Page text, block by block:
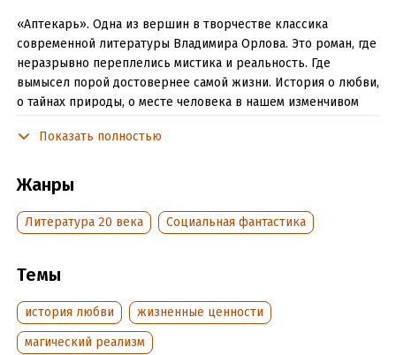
«Аптекарь». Одна из вершин в творчестве классика
современной литературы Владимира Орлова. Это роман, где
неразрывно переплелись мистика и реальность. Где
вымысел порой достовернее самой жизни. История о любви,
о тайнах природы, о месте человека в нашем изменчивом
Подробная информация
Объем:1068305
ISBN (EAN):
Показать полностью
Жанры
Литература 20 века Социальная фантастика
Темы
история любви
жизненные ценности
магический реализм